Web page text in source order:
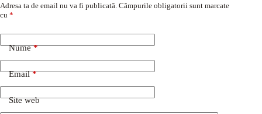
Adresa ta de email nu va fi publicată. Câmpurile obligatorii sunt marcate
cu *
Nume*
Email*
Site web